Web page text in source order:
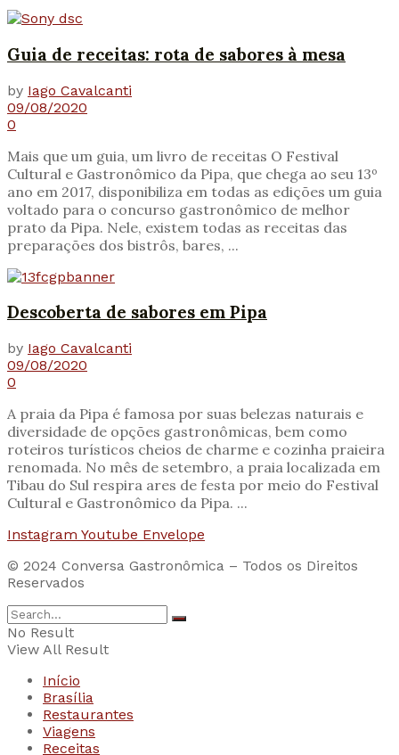
Guia de receitas: rota de sabores à mesa
by Iago Cavalcanti
09/08/2020
0
Mais que um guia, um livro de receitas O Festival
Cultural e Gastronômico da Pipa, que chega ao seu 13º
ano em 2017, disponibiliza em todas as edições um guia
voltado para o concurso gastronômico de melhor
prato da Pipa. Nele, existem todas as receitas das
preparações dos bistrôs, bares, ...
Descoberta de sabores em Pipa
by Iago Cavalcanti
09/08/2020
0
A praia da Pipa é famosa por suas belezas naturais e
diversidade de opções gastronômicas, bem como
roteiros turísticos cheios de charme e cozinha praieira
renomada. No mês de setembro, a praia localizada em
Tibau do Sul respira ares de festa por meio do Festival
Cultural e Gastronômico da Pipa. ...
Instagram Youtube Envelope
© 2024 Conversa Gastronômica – Todos os Direitos
Reservados
No Result
View All Result
Início
Brasília
Restaurantes
Viagens
Receitas